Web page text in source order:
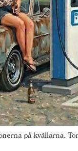
på kvällarna.